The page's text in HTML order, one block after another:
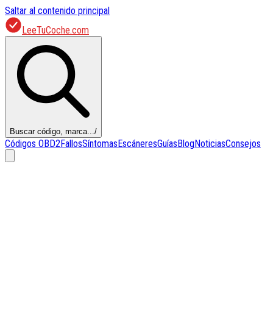
Saltar al contenido principal
LeeTuCoche.com
Buscar código, marca.../
Códigos OBD2FallosSíntomasEscáneresGuíasBlogNoticiasConsejos